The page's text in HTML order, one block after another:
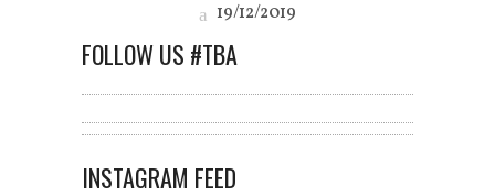
19/12/2019
FOLLOW US #TBA
INSTAGRAM FEED